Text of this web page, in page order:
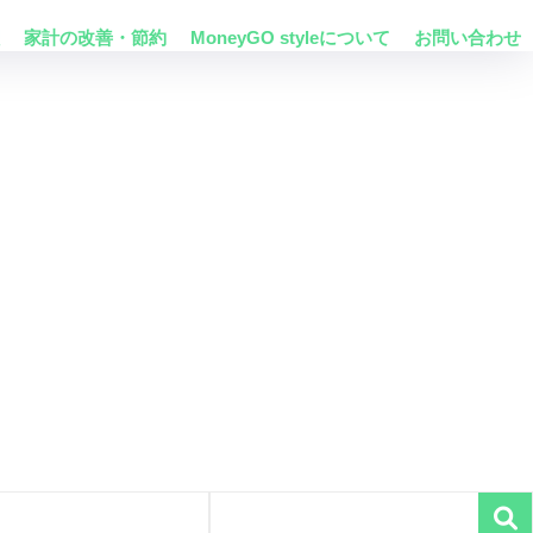
家計の改善・節約 MoneyGO styleについて お問い合わせ